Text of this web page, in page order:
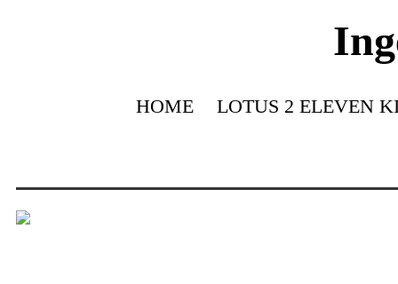
HOME LOTUS 2 ELEVEN